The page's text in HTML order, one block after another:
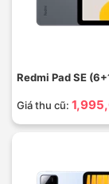
Redmi Pad SE
Giá thu cũ: